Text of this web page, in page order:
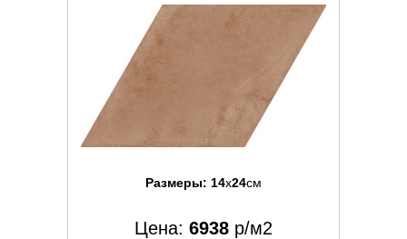
Размеры: 14x24см
Цена: 6938 р/м2